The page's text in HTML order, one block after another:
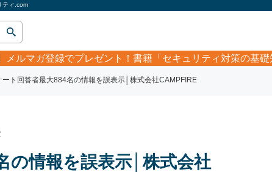
ティ.com
メルマガ登録でプレゼント！書籍「セキュリティ対策の基礎
ート回答者最大884名の情報を誤表示│株式会社CAMPFIRE
の情報を誤表示│株式会社